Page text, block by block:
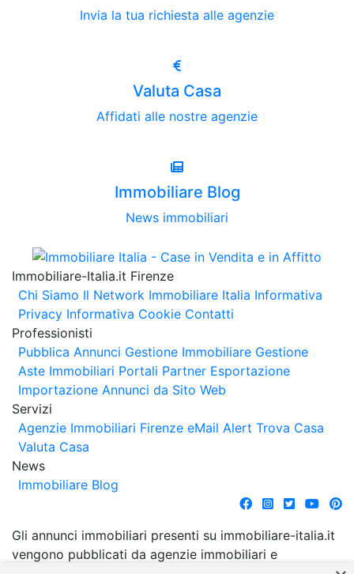
Invia la tua richiesta alle agenzie
Valuta Casa
Affidati alle nostre agenzie
Immobiliare Blog
News immobiliari
Immobiliare-Italia.it Firenze
Chi Siamo Il Network Immobiliare Italia Informativa
Privacy Informativa Cookie Contatti
Professionisti
Pubblica Annunci Gestione Immobiliare Gestione
Aste Immobiliari Portali Partner Esportazione
Importazione Annunci da Sito Web
Servizi
Agenzie Immobiliari Firenze eMail Alert Trova Casa
Valuta Casa
News
Immobiliare Blog
Gli annunci immobiliari presenti su immobiliare-italia.it
vengono pubblicati da agenzie immobiliari e